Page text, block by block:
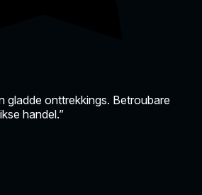
gladde onttrekkings. Betroubare
handel.”